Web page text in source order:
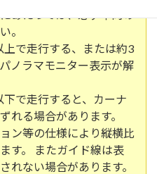
あたっては、必ず車両の
。
上で走行する、または約3
ノラマモニター表示が解
で走行すると、カーナ
れる場合があります。
ン等の仕様により縦横比
す。 またガイド線は表
れない場合があります。